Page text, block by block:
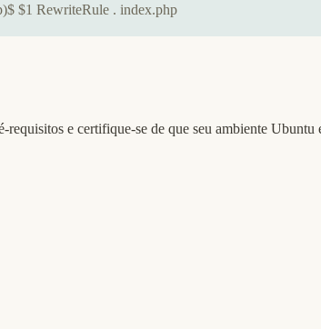
$1 RewriteRule . index.php
e certifique-se de que seu ambiente Ubuntu